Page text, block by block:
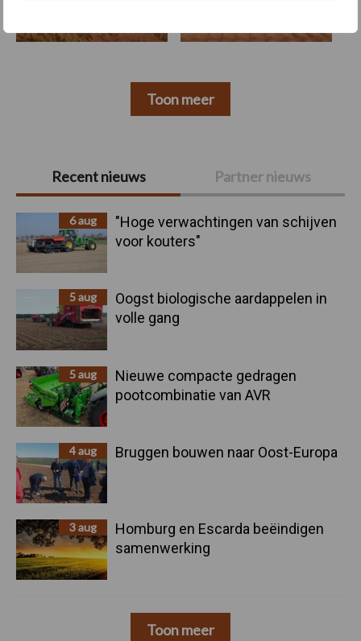
Primaire
Sidebar
Recent nieuws Partner nieuws
6 aug
"Hoge verwachtingen van schijven
voor kouters"
5 aug
Oogst biologische aardappelen in
volle gang
5 aug
Nieuwe compacte gedragen
pootcombinatie van AVR
4 aug Bruggen bouwen naar Oost-Europa
3 aug
Homburg en Escarda beëindigen
samenwerking
Toon meer
Toon meer